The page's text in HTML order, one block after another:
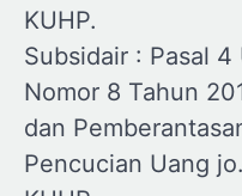
KUHP.
Subsidair : Pasal
Nomor 8 Tahun
dan
Pencucian Uang